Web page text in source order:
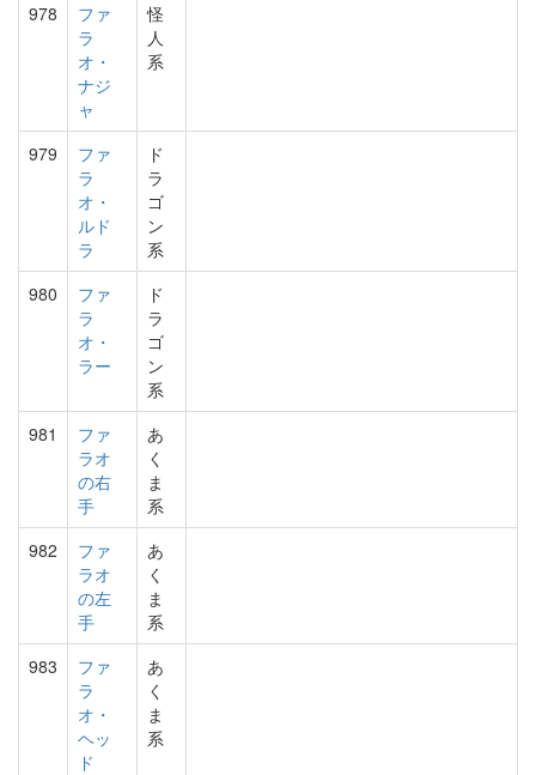
978
ファ
ラ
オ・
ナジ
ャ
怪
人
系
979
ファ
ラ
オ・
ルド
ラ
ド
ラ
ゴ
ン
系
980
ファ
ラ
オ・
ラー
ド
ラ
ゴ
ン
系
981
ファ
ラオ
の右
手
あ
く
ま
系
982
ファ
ラオ
の左
手
あ
く
ま
系
983
ファ
ラ
オ・
ヘッ
ド
あ
く
ま
系